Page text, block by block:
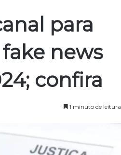
para
news
confira
1 minuto de leitura